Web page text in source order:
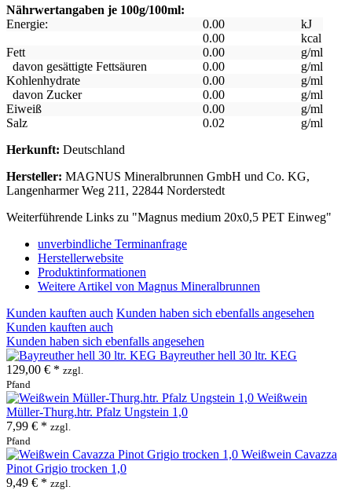
Nährwertangaben je 100g/100ml:
Energie:
0.00
kJ
0.00
kcal
Fett
0.00
g/ml
davon gesättigte Fettsäuren
0.00
g/ml
Kohlenhydrate
0.00
g/ml
davon Zucker
0.00
g/ml
Eiweiß
0.00
g/ml
Salz
0.02
g/ml
Herkunft: Deutschland
Hersteller: MAGNUS Mineralbrunnen GmbH und Co. KG,
Langenharmer Weg 211, 22844 Norderstedt
Weiterführende Links zu "Magnus medium 20x0,5 PET Einweg"
unverbindliche Terminanfrage
Herstellerwebsite
Produktinformationen
Weitere Artikel von Magnus Mineralbrunnen
Kunden kauften auch Kunden haben sich ebenfalls angesehen
Kunden kauften auch
Kunden haben sich ebenfalls angesehen
Bayreuther hell 30 ltr. KEG
129,00 € * zzgl.
Pfand
Weißwein
Müller-Thurg.htr. Pfalz Ungstein 1,0
7,99 € * zzgl.
Pfand
Weißwein Cavazza
Pinot Grigio trocken 1,0
9,49 € * zzgl.